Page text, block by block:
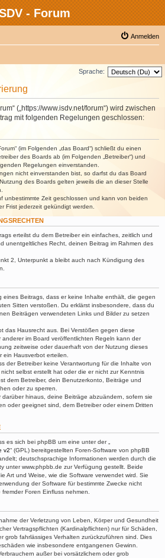
- Forum
Anmelden
Sprache:
(„https://www.isdv.net/forum“) wird zwischen
mit folgenden Regelungen geschlossen:
(im Folgenden „das Board“) schließt du einen
des Boards ab (im Folgenden „Betreiber“) und
Regelungen einverstanden.
nicht einverstanden bist, so darfst du das Board
des Boards gelten jeweils die an dieser Stelle
unbestimmte Zeit geschlossen und kann von beiden
Frist jederzeit gekündigt werden.
erteilst du dem Betreiber ein einfaches, zeitlich und
unentgeltliches Recht, deinen Beitrag im Rahmen des
2, Unterpunkt a bleibt auch nach Kündigung des
eines Beitrags, dass er keine Inhalte enthält, die gegen
Sitten verstoßen. Du erklärst insbesondere, dass du
Beiträgen verwendeten Links und Bilder zu setzen
das Hausrecht aus. Bei Verstößen gegen diese
im Board veröffentlichten Regeln kann der
zeitweise oder dauerhaft von der Nutzung dieses
Hausverbot erteilen.
der Betreiber keine Verantwortung für die Inhalte von
selbst erstellt hat oder die er nicht zur Kenntnis
dem Betreiber, dein Benutzerkonto, Beiträge und
oder zu sperren.
hinaus, deine Beiträge abzuändern, sofern sie
oder geeignet sind, dem Betreiber oder einem Dritten
es sich bei phpBB um eine unter der „
v2“ (GPL) bereitgestellten Foren-Software von phpBB
deutschsprachige Informationen werden durch die
unter www.phpbb.de zur Verfügung gestellt. Beide
Art und Weise, wie die Software verwendet wird. Sie
der Software für bestimmte Zwecke nicht
Foren Einfluss nehmen.
der Verletzung von Leben, Körper und Gesundheit
Vertragspflichten (Kardinalpflichten) nur für Schäden,
grob fahrlässiges Verhalten zurückzuführen sind. Dies
wie insbesondere entgangenen Gewinn.
außer bei vorsätzlichem oder grob